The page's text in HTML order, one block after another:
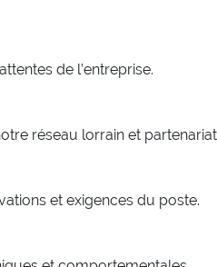
de l’entreprise.
réseau lorrain et
et exigences du poste.